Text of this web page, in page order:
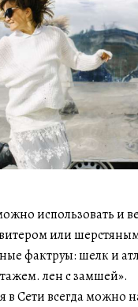
использовать и
или
фактруы: шелк и
лен с замшей».
в Сети всегда можно